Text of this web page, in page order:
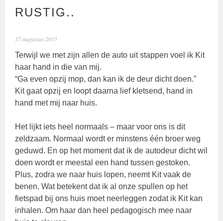
RUSTIG..
17 augustus 2015
Terwijl we met zijn allen de auto uit stappen voel ik Kit
haar hand in die van mij.
“Ga even opzij mop, dan kan ik de deur dicht doen.”
Kit gaat opzij en loopt daarna lief kletsend, hand in
hand met mij naar huis.
Het lijkt iets heel normaals – maar voor ons is dit
zeldzaam. Normaal wordt er minstens één broer weg
geduwd. En op het moment dat ik de autodeur dicht wil
doen wordt er meestal een hand tussen gestoken.
Plus, zodra we naar huis lopen, neemt Kit vaak de
benen. Wat betekent dat ik al onze spullen op het
fietspad bij ons huis moet neerleggen zodat ik Kit kan
inhalen. Om haar dan heel pedagogisch mee naar